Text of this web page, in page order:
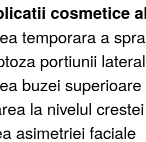
cosmetice
temporara a
portiunii
buzei superioare
la nivelul
asimetriei faciale